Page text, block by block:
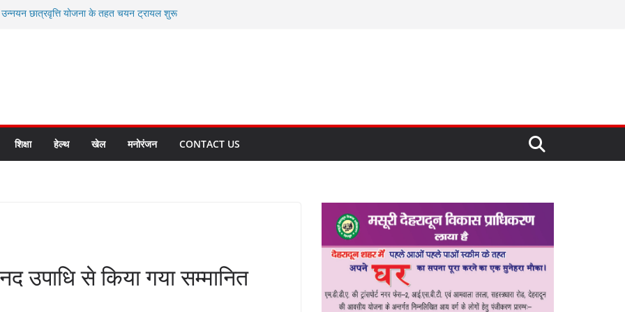
उन्नयन छात्रवृत्ति योजना के तहत चयन ट्रायल शुरू
के लिए अल्मोड़ा की गर्विता भाकुनी का
मित्र कैडेट्स का हुआ है चयन
सबसे बड़ी ताकत : मुख्यमंत्री पुष्कर सिंह धामी
बनाने के संकल्प को करना होगा साकार- मुख्यमंत्री
शिक्षा हेल्थ खेल मनोरंजन CONTACT US
उपाधि से किया गया सम्मानित